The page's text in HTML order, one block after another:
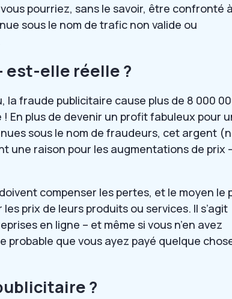
pourriez, sans le savoir, être confronté
sous le nom de trafic non valide ou
est-elle réelle ?
la fraude publicitaire cause plus de 8 000
En plus de devenir un profit fabuleux pour
sous le nom de fraudeurs, cet argent
une raison pour les augmentations de prix
compenser les pertes, et le moyen le
prix de leurs produits ou services. Il s’agit
en ligne – et même si vous n’en avez
probable que vous ayez payé quelque
?